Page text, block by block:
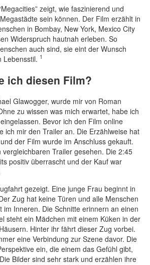
zeigt, wie faszinierend und
sein können. Der Film erzählt in
in Bombay, New York, Mexico City
Widerspruch hautnah erleben. So
auch sind, sie eint der Wunsch
Lebensstil. 1
ich diesen Film?
Glawogger, wurde mir von Roman
zu wissen was mich erwartet, habe ich
Bevor ich den Film online
ich mir den Trailer an. Die Erzählweise hat
der Film wurde im Anschluss gekauft.
Trailer gesehen. Die 2:45
positiv überrascht und der Kauf war
gezeigt. Eine junge Frau beginnt in
Zug hat keine Türen und alle Menschen
im Inneren. Die Schnitte erinnern an einen
steht ein Mädchen mit einem Küken in der
Hinter ihr fährt dieser Zug vorbei.
eine Verbindung zur Szene davor. Die
ein, die einem das Gefühl gibt,
Bilder sind sehr stark und erzählen ihre